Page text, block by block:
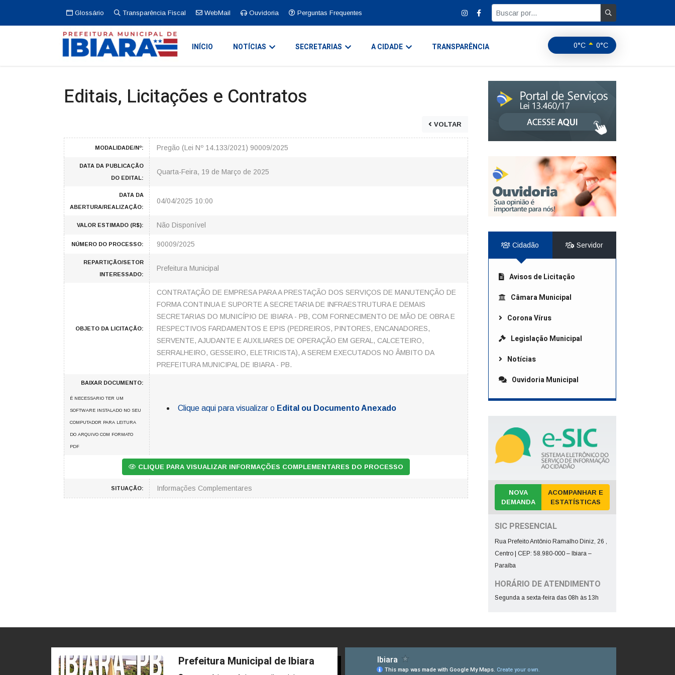
Glossário Transparência Fiscal WebMail Ouvidoria Perguntas Frequentes
0°C 0°C
INÍCIO NOTÍCIAS SECRETARIAS A CIDADE TRANSPARÊNCIA
Editais, Licitações e Contratos
VOLTAR
MODALIDADE/Nº: Pregão (Lei Nº 14.133/2021) 90009/2025
DATA DA PUBLICAÇÃO
DO EDITAL:
Quarta-Feira, 19 de Março de 2025
DATA DA
ABERTURA/REALIZAÇÃO:
04/04/2025 10:00
VALOR ESTIMADO (R$): Não Disponível
NÚMERO DO PROCESSO: 90009/2025
REPARTIÇÃO/SETOR
INTERESSADO:
Prefeitura Municipal
OBJETO DA LICITAÇÃO:
CONTRATAÇÃO DE EMPRESA PARA A PRESTAÇÃO DOS SERVIÇOS DE MANUTENÇÃO DE
FORMA CONTINUA E SUPORTE A SECRETARIA DE INFRAESTRUTURA E DEMAIS
SECRETARIAS DO MUNICÍPIO DE IBIARA - PB, COM FORNECIMENTO DE MÃO DE OBRA E
RESPECTIVOS FARDAMENTOS E EPIS (PEDREIROS, PINTORES, ENCANADORES,
SERVENTE, AJUDANTE E AUXILIARES DE OPERAÇÃO EM GERAL, CALCETEIRO,
SERRALHEIRO, GESSEIRO, ELETRICISTA), A SEREM EXECUTADOS NO ÂMBITO DA
PREFEITURA MUNICIPAL DE IBIARA - PB.
BAIXAR DOCUMENTO:
É NECESSARIO TER UM
SOFTWARE INSTALADO NO SEU
COMPUTADOR PARA LEITURA
DO ARQUIVO COM FORMATO
PDF
Clique aqui para visualizar o Edital ou Documento Anexado
CLIQUE PARA VISUALIZAR INFORMAÇÕES COMPLEMENTARES DO PROCESSO
SITUAÇÃO: Informações Complementares
Cidadão Servidor
Avisos de Licitação
Câmara Municipal
Corona Vírus
Legislação Municipal
Notícias
Ouvidoria Municipal
NOVA
DEMANDA
ACOMPANHAR E
ESTATÍSTICAS
SIC PRESENCIAL
Rua Prefeito Antônio Ramalho Diniz, 26 ,
Centro | CEP: 58.980-000 – Ibiara –
Paraíba
HORÁRIO DE ATENDIMENTO
Segunda a sexta-feira das 08h às 13h
Prefeitura Municipal de Ibiara